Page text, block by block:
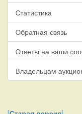
Статистика
Обратная связь
Ответы на ваши
Владельцам